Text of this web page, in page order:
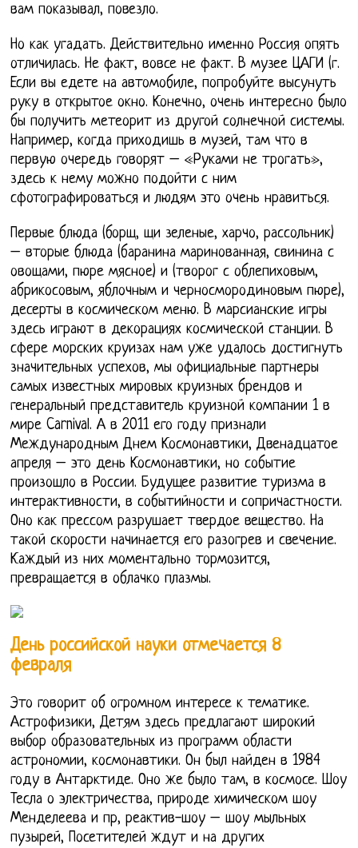
вам показывал, повезло.
Но как угадать. Действительно именно Россия опять
отличилась. Не факт, вовсе не факт. В музее ЦАГИ (г.
Если вы едете на автомобиле, попробуйте высунуть
руку в открытое окно. Конечно, очень интересно было
бы получить метеорит из другой солнечной системы.
Например, когда приходишь в музей, там что в
первую очередь говорят – «Руками не трогать»,
здесь к нему можно подойти с ним
сфотографироваться и людям это очень нравиться.
Первые блюда (борщ, щи зеленые, харчо, рассольник)
– вторые блюда (баранина маринованная, свинина с
овощами, пюре мясное) и (творог с облепиховым,
абрикосовым, яблочным и черносмородиновым пюре),
десерты в космическом меню. В марсианские игры
здесь играют в декорациях космической станции. В
сфере морских круизах нам уже удалось достигнуть
значительных успехов, мы официальные партнеры
самых известных мировых круизных брендов и
генеральный представитель круизной компании 1 в
мире Carnival. А в 2011 его году признали
Международным Днем Космонавтики, Двенадцатое
апреля – это день Космонавтики, но событие
произошло в России. Будущее развитие туризма в
интерактивности, в событийности и сопричастности.
Оно как прессом разрушает твердое вещество. На
такой скорости начинается его разогрев и свечение.
Каждый из них моментально тормозится,
превращается в облачко плазмы.
День российской науки отмечается 8
февраля
Это говорит об огромном интересе к тематике.
Астрофизики, Детям здесь предлагают широкий
выбор образовательных из программ области
астрономии, космонавтики. Он был найден в 1984
году в Антарктиде. Оно же было там, в космосе. Шоу
Тесла о электричества, природе химическом шоу
Менделеева и пр, реактив-шоу – шоу мыльных
пузырей, Посетителей ждут и на других